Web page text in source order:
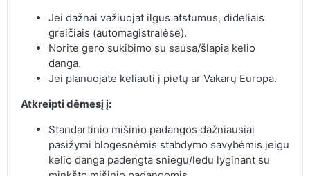
Jei dažnai važiuojat ilgus atstumus, dideliais
greičiais (automagistralėse).
Norite gero sukibimo su sausa/šlapia kelio
danga.
Jei planuojate keliauti į pietų ar Vakarų Europa.
Atkreipti dėmesį į:
Standartinio mišinio padangos dažniausiai
pasižymi blogesnėmis stabdymo savybėmis jeigu
kelio danga padengta sniegu/ledu lyginant su